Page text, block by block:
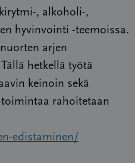
, alkoholi-,
hyvinvointi -teemoissa.
arjen
hetkellä työtä
keinoin sekä
rahoitetaan
edistaminen/